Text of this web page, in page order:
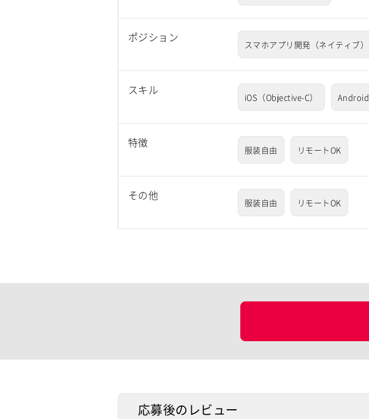
ポジション
スマホアプリ開発（ネイティブ）
スキル
iOS（Objective-C） Android
特徴
服装自由 リモートOK
その他
服装自由 リモートOK
応募後のレビュー